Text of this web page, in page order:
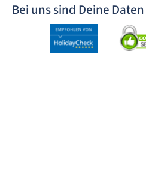
Bei uns sind Deine